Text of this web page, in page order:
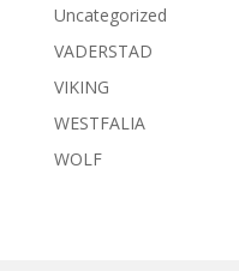
Uncategorized
VADERSTAD
VIKING
WESTFALIA
WOLF